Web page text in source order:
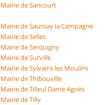
Mairie de Sancourt
Mairie de Saussay la Campagne
Mairie de Selles
Mairie de Serquigny
Mairie de Surville
Mairie de Sylvains les Moulins
Mairie de Thibouville
Mairie de Tilleul Dame Agnès
Mairie de Tilly